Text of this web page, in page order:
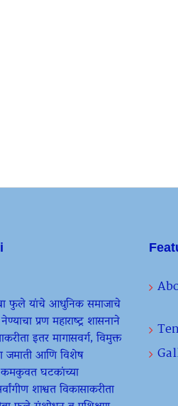
फुले यांचे आधुनिक समाजाचे
प्रण महाराष्ट्र शासनाने
इतर मागासवर्ग, विमुक्त
जमाती आणि विशेष
कमकुवत घटकांच्या
शाश्वत विकासाकरीता